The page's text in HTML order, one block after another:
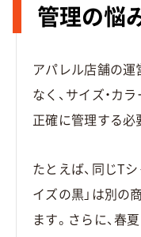
管理の悩
アパレル店舗の運
なく、サイズ・カ
正確に管理する必
たとえば、同じTシ
イズの黒」は別の
ます。さらに、春